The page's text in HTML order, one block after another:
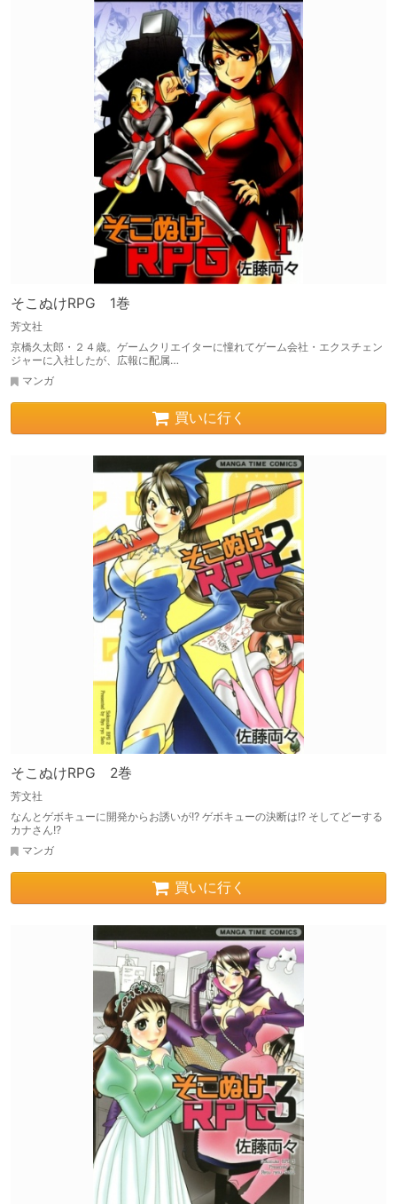
そこぬけRPG 1巻
芳文社
京橋久太郎・２４歳。ゲームクリエイターに憧れてゲーム会社・エクスチェン
ジャーに入社したが、広報に配属…
マンガ
買いに行く
そこぬけRPG 2巻
芳文社
なんとゲボキューに開発からお誘いが!? ゲボキューの決断は!? そしてどーする
カナさん!?
マンガ
買いに行く